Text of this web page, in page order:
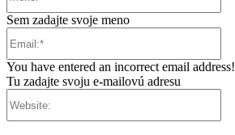
Sem zadajte svoje meno
You have entered an incorrect email address!
Tu zadajte svoju e-mailovú adresu